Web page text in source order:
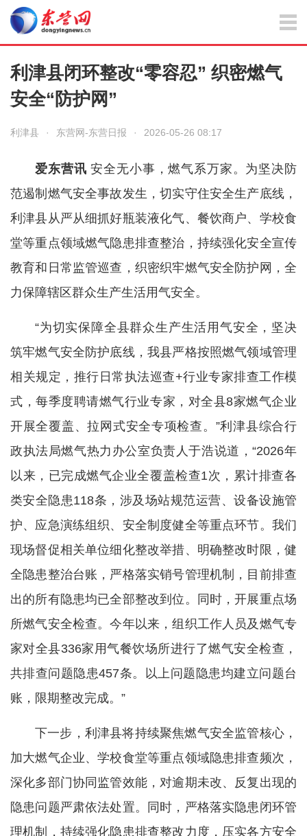
利津县闭环整改“零容忍” 织密燃气
安全“防护网”
利津县 · 东营网-东营日报 · 2026-05-26 08:17
爱东营讯 安全无小事，燃气系万家。为坚决防
范遏制燃气安全事故发生，切实守住安全生产底线，
利津县从严从细抓好瓶装液化气、餐饮商户、学校食
堂等重点领域燃气隐患排查整治，持续强化安全宣传
教育和日常监管巡查，织密织牢燃气安全防护网，全
力保障辖区群众生产生活用气安全。
“为切实保障全县群众生产生活用气安全，坚决
筑牢燃气安全防护底线，我县严格按照燃气领域管理
相关规定，推行日常执法巡查+行业专家排查工作模
式，每季度聘请燃气行业专家，对全县8家燃气企业
开展全覆盖、拉网式安全专项检查。”利津县综合行
政执法局燃气热力办公室负责人于浩说道，“2026年
以来，已完成燃气企业全覆盖检查1次，累计排查各
类安全隐患118条，涉及场站规范运营、设备设施管
护、应急演练组织、安全制度健全等重点环节。我们
现场督促相关单位细化整改举措、明确整改时限，健
全隐患整治台账，严格落实销号管理机制，目前排查
出的所有隐患均已全部整改到位。同时，开展重点场
所燃气安全检查。今年以来，组织工作人员及燃气专
家对全县336家用气餐饮场所进行了燃气安全检查，
共排查问题隐患457条。以上问题隐患均建立问题台
账，限期整改完成。”
下一步，利津县将持续聚焦燃气安全监管核心，
加大燃气企业、学校食堂等重点领域隐患排查频次，
深化多部门协同监管效能，对逾期未改、反复出现的
隐患问题严肃依法处置。同时，严格落实隐患闭环管
理机制，持续强化隐患排查整改力度，压实各方安全